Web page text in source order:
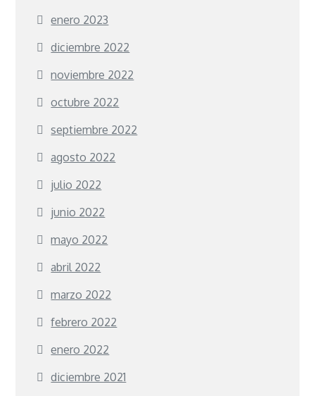
enero 2023
diciembre 2022
noviembre 2022
octubre 2022
septiembre 2022
agosto 2022
julio 2022
junio 2022
mayo 2022
abril 2022
marzo 2022
febrero 2022
enero 2022
diciembre 2021